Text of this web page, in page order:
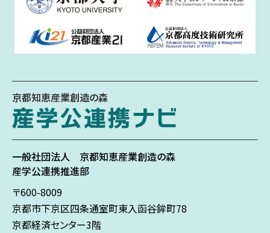
京都知恵産業創造の森
一般社団法人 京都知恵産業創造の森
産学公連携推進部
〒600-8009
京都市下京区四条通室町東入函谷鉾町78
京都経済センター3階